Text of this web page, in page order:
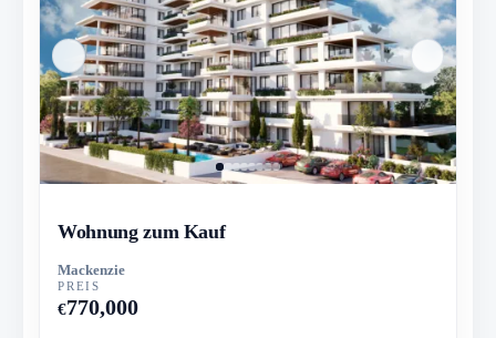
Wohnung zum Kauf
Mackenzie
PREIS
€770,000